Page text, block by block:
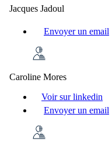
Jacques Jadoul
Envoyer un email
Caroline Mores
Voir sur linkedin
Envoyer un email